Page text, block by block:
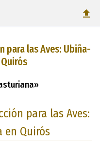
para las Aves: Ubiña-
para las Aves:
en Quirós